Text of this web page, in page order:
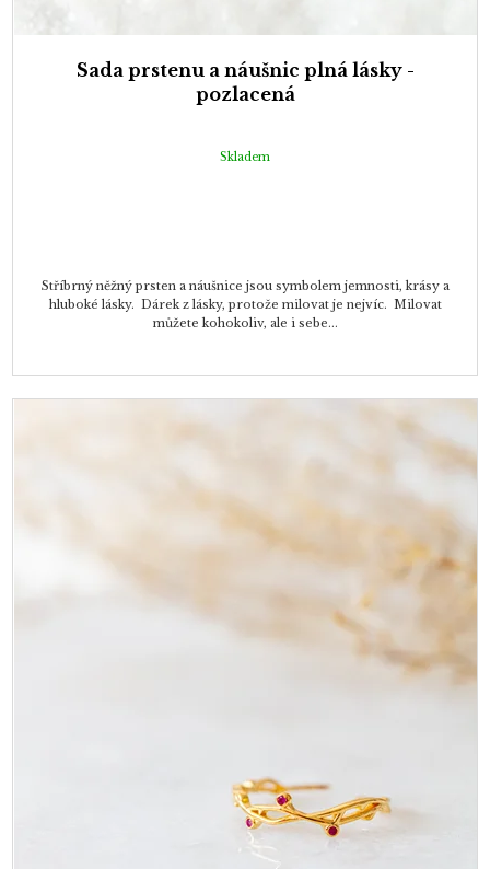
Sada prstenu a náušnic plná lásky -
pozlacená
Skladem
Stříbrný něžný prsten a náušnice jsou symbolem jemnosti, krásy a
hluboké lásky. Dárek z lásky, protože milovat je nejvíc. Milovat
můžete kohokoliv, ale i sebe...